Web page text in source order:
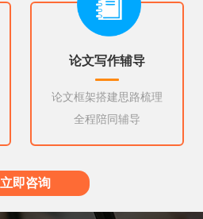
论文写作辅导
论文框架搭建思路梳理
全程陪同辅导
立即咨询